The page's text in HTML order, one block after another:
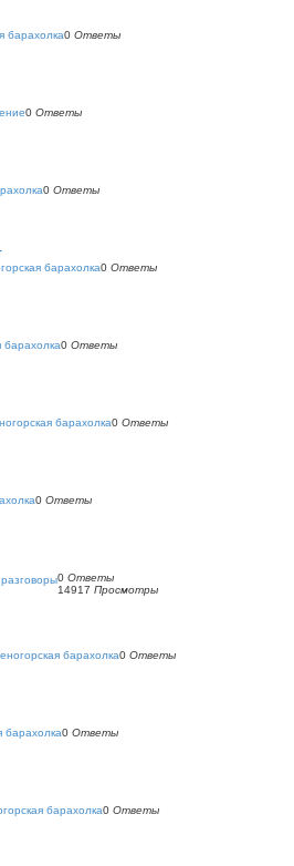
барахолка0 Ответы
0 Ответы
0 Ответы
барахолка0 Ответы
барахолка0 Ответы
барахолка0 Ответы
0 Ответы
0 Ответы
14917 Просмотры
барахолка0 Ответы
барахолка0 Ответы
барахолка0 Ответы